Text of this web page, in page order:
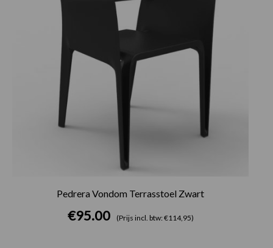
Pedrera Vondom Terrasstoel Zwart
€95.00 (Prijs incl. btw: €114,95)